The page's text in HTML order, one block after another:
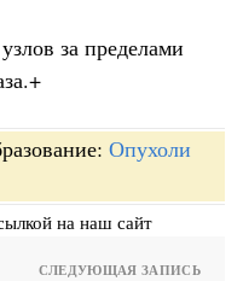
за пределами
Опухоли
на наш сайт
СЛЕДУЮЩАЯ ЗАПИСЬ